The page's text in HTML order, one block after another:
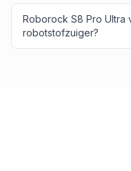
Roborock S8 Pro Ultra
robotstofzuiger?